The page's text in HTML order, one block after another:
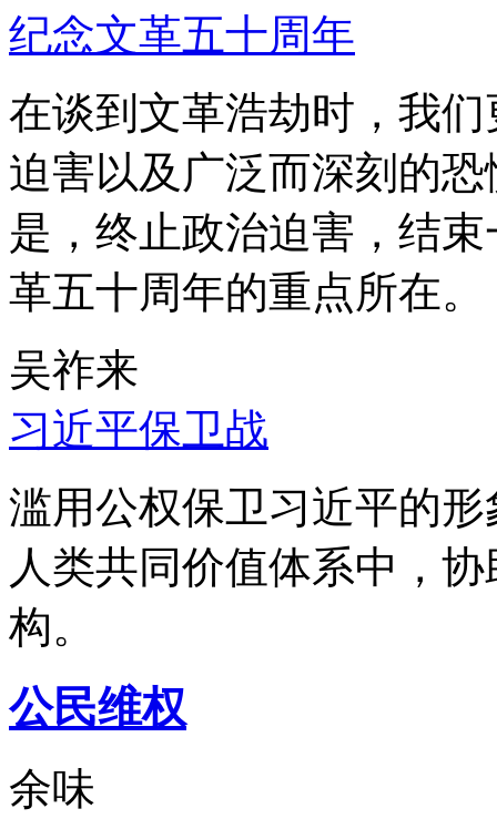
纪念文革五十周年
在谈到文革浩劫时，我
迫害以及广泛而深刻的
是，终止政治迫害，结
革五十周年的重点所在。
吴祚来
习近平保卫战
滥用公权保卫习近平的
人类共同价值体系中，
构。
公民维权
余味